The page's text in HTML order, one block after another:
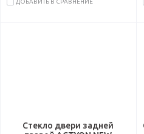
ДОБАВИТЬ В СРАВНЕНИЕ
Стекло двери задней